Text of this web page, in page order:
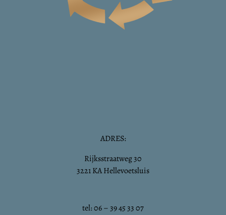
ADRES:
Rijksstraatweg 30
3221 KA Hellevoetsluis
tel: 06 – 39 45 33 07